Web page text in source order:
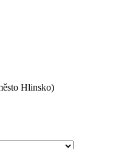
Hlinsko)